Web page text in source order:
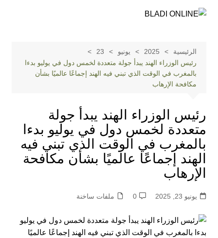
الرئيسية 2025 يونيو
23
رئيس الوزراء الهند يبدأ جولة متعددة لخمس دول في يوليو بدءا
بالمغرب في الوقت الذي تبني فيه الهند إجماعًا عالميًا بشأن
مكافحة الإرهاب
رئيس الوزراء الهند يبدأ جولة
متعددة لخمس دول في يوليو بدءا
بالمغرب في الوقت الذي تبني فيه
الهند إجماعًا عالميًا بشأن مكافحة
الإرهاب
يونيو 23, 2025 0 ملفات ساخنة